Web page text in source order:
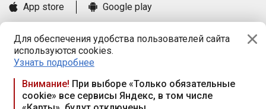
Для обеспечения удобства пользователей сайта
используются cookies.
Узнать подробнее
Внимание! При выборе «Только обязательные
cookie» все сервисы Яндекс, в том числе
App store
Google play
Книга замечаний и предложений
Правила и документы
Praca.by © 2000—2026, ООО «ПРАЦА БАЙ»
Республика Беларусь, 220114, г. Минск, пр-т Независимости
117а, пом. № 9.